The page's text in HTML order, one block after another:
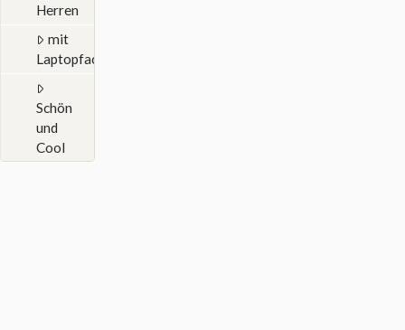
Herren
mit
Laptopfach
Schön
und
Cool